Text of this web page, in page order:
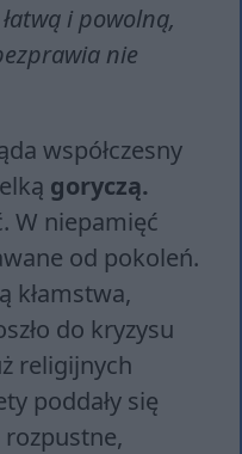
i powolną,
nie
współczesny
goryczą.
W niepamięć
od pokoleń.
kłamstwa,
do kryzysu
religijnych
poddały się